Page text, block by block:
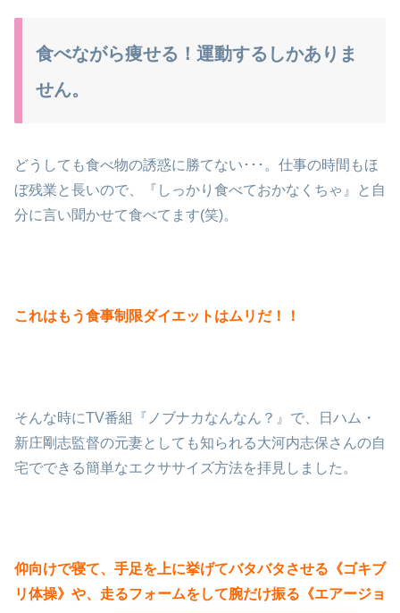
食べながら痩せる！運動するしかありま
せん。
どうしても食べ物の誘惑に勝てない･･･。仕事の時間もほ
ぼ残業と長いので、『しっかり食べておかなくちゃ』と自
分に言い聞かせて食べてます(笑)。
これはもう食事制限ダイエットはムリだ！！
そんな時にTV番組『ノブナカなんなん？』で、日ハム・
新庄剛志監督の元妻としても知られる大河内志保さんの自
宅でできる簡単なエクササイズ方法を拝見しました。
仰向けで寝て、手足を上に挙げてバタバタさせる《ゴキブ
リ体操》や、走るフォームをして腕だけ振る《エアージョ